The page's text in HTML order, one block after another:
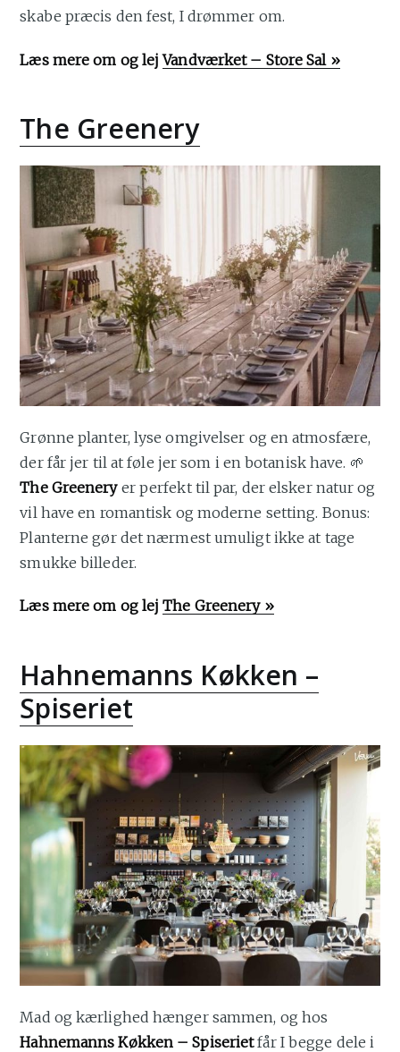
skabe præcis den fest, I drømmer om.
Læs mere om og lejVandværket – Store Sal »
The Greenery
Grønne planter, lyse omgivelser og en atmosfære,
der får jer til at føle jer som i en botanisk have. 🌱
The Greeneryer perfekt til par, der elsker natur og
vil have en romantisk og moderne setting. Bonus:
Planterne gør det nærmest umuligt ikke at tage
smukke billeder.
Læs mere om og lejThe Greenery »
Hahnemanns Køkken –
Spiseriet
Mad og kærlighed hænger sammen, og hos
Hahnemanns Køkken – Spiserietfår I begge dele i